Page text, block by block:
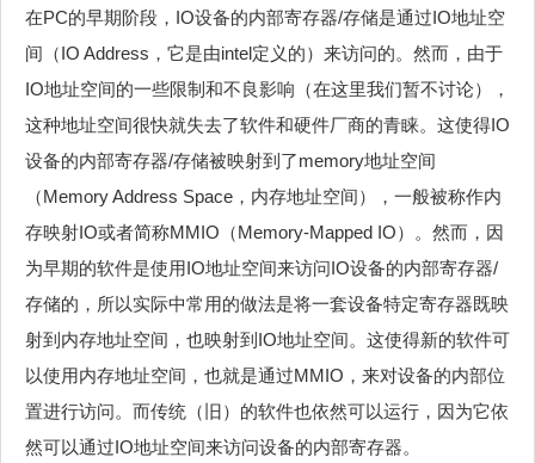
在PC的早期阶段，IO设备的内部寄存器/存储是通过IO地址空
间（IO Address，它是由intel定义的）来访问的。然而，由于
IO地址空间的一些限制和不良影响（在这里我们暂不讨论），
这种地址空间很快就失去了软件和硬件厂商的青睐。这使得IO
设备的内部寄存器/存储被映射到了memory地址空间
（Memory Address Space，内存地址空间），一般被称作内
存映射IO或者简称MMIO（Memory-Mapped IO）。然而，因
为早期的软件是使用IO地址空间来访问IO设备的内部寄存器/
存储的，所以实际中常用的做法是将一套设备特定寄存器既映
射到内存地址空间，也映射到IO地址空间。这使得新的软件可
以使用内存地址空间，也就是通过MMIO，来对设备的内部位
置进行访问。而传统（旧）的软件也依然可以运行，因为它依
然可以通过IO地址空间来访问设备的内部寄存器。